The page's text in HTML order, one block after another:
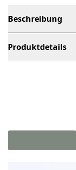
Beschreibung
Produktdetails